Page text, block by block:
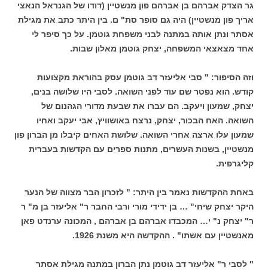
גר הצדק אברהם בן אברהם פון מנשטיין (דודו של הגנראל הנאצי
אריך פון מנשטיין) היה גם סופר סת" ם. בין היתר כתב את מגילת
אסתר ונתן אותה במתנה לבני משפחת גוטמן. על כך סיפר לי
אחד מצאצאי המשפחה, יצחק גוטמן מאלון שבות.
וזה הסיפור: " סבי אליעזר דב גוטמן עסק בהוראת מקצועות
קודש. הוא נפטר שם עוד לפני השואה. לסבי היו שלושה בנים,
יצחק, שמעון ויעקב. הם עברו את שבעת מדורי הגהנום של
השואה. האח הבכור, יצחק, נרצח באושוויץ, אבי יעקב ואחיו
שמעון עלו ארצה אחרי השואה. שלושת האחים קיבלו מן הברון פון
מנשטיין, בשנות העשרים, מתנות ספרים עם הקדשות בעברית
קליגרפית.
באחת ההקדשות נאמר בין היתר: " לזכרון הבר מצווה של הנער
היקר יצחק שיחי" … בן ידידי מורי ורבי החבר ר" אליעזר בן מ" ר
ר" יצחק נ" י… המכבדו אברהם בן אברהם , המכונה ערנדט פאן
מאנשטיין עם אשתו" . ההקדשה היא משנת 1926.
" לסבי ר" אליעזר דב גוטמן נתן הברון במתנה מגילת אסתר